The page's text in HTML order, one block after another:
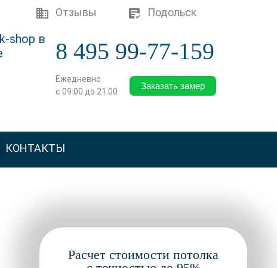
Отзывы Подольск
8 495 99-77-159
Ежедневно
с 09:00 до 21:00
Заказать замер
КОНТАКТЫ
Расчет стоимости потолка